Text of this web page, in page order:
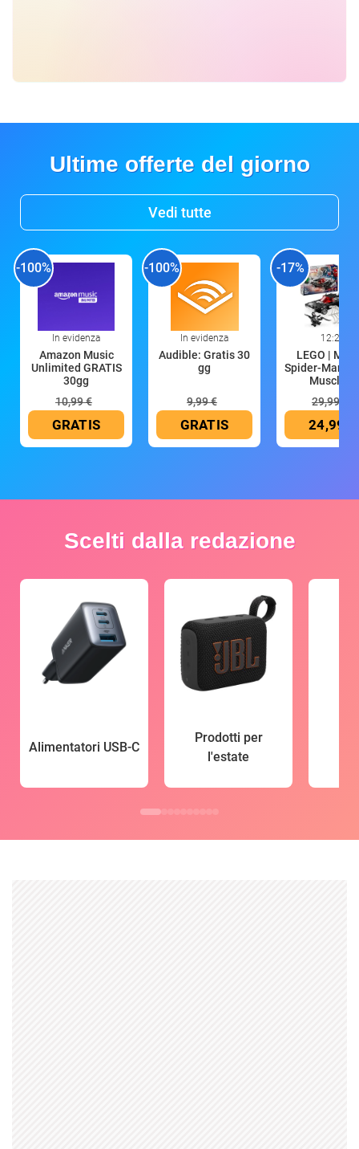
Ultime offerte del giorno
Vedi tutte
-100%
In evidenza
Amazon Music
Unlimited GRATIS
30gg
10,99 €
GRATIS
-100%
In evidenza
Audible: Gratis 30
gg
9,99 €
GRATIS
-17%
12:29
LEGO |
Spider-Man
Muscle C
29,99 €
24,99 €
Scelti dalla redazione
Alimentatori USB-C
Prodotti per
l'estate